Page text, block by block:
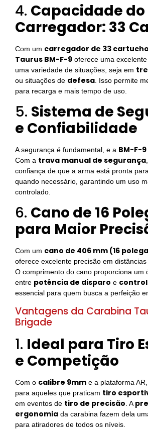
4. Capacidade do
Carregador: 33
Com um carregador de 33
Taurus BM-F-9 oferece uma
uma variedade de situações, seja em
ou situações de defesa . Isso permite
para recarga e mais tempo de uso.
5. Sistema de
e Confiabilidade
A segurança é fundamental, e a BM-F-9
Com a trava manual de segurança
confiança de que a arma está pronta
quando necessário, garantindo um uso
controlado.
6. Cano de 16
para Maior
Com um cano de 406 mm (16
oferece excelente precisão em
O comprimento do cano proporciona um
entre potência de disparo e
essencial para quem busca a perfeição
Vantagens da Carabina
Brigade
1. Ideal para Tiro
e Competição
Com o calibre 9mm e a plataforma
para aqueles que praticam tiro
em eventos de tiro de precisão . A
ergonomia da carabina fazem dela
para atiradores de todos os níveis.